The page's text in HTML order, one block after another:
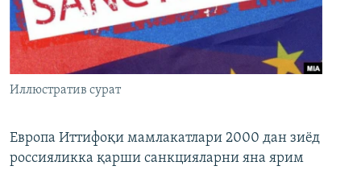
Иллюстратив сурат
Европа Иттифоқи мамлакатлари 2000 дан зиёд
россияликка қарши санкцияларни яна ярим